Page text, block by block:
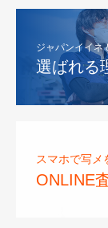
ジャパンイイネ
選ばれる
スマホで写メ
ONLINE